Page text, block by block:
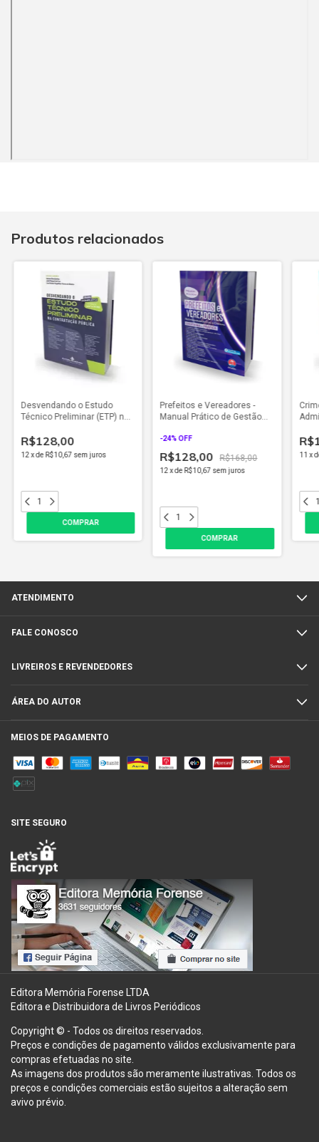
Produtos relacionados
Desvendando o Estudo
Técnico Preliminar (ETP) na
Completo com Base na Lei
n° 14.133/2021 (2025)
R$128,00
12xde R$10,67 sem juros
Prefeitos e Vereadores -
Manual Prático de Gestão
Responsabilidade Civil e
Criminal (2024)
-24% OFF
R$128,00 R$168,00
12 xde R$10,67 sem juros
11 x
ATENDIMENTO
FALE CONOSCO
LIVREIROS E REVENDEDORES
ÁREA DO AUTOR
MEIOS DE PAGAMENTO
SITE SEGURO
Editora Memória Forense LTDA
Editora e Distribuidora de Livros Periódicos
Copyright © - Todos os direitos reservados.
Preços e condições de pagamento válidos exclusivamente para
compras efetuadas no site.
As imagens dos produtos são meramente ilustrativas. Todos os
preços e condições comerciais estão sujeitos a alteração sem
avivo prévio.